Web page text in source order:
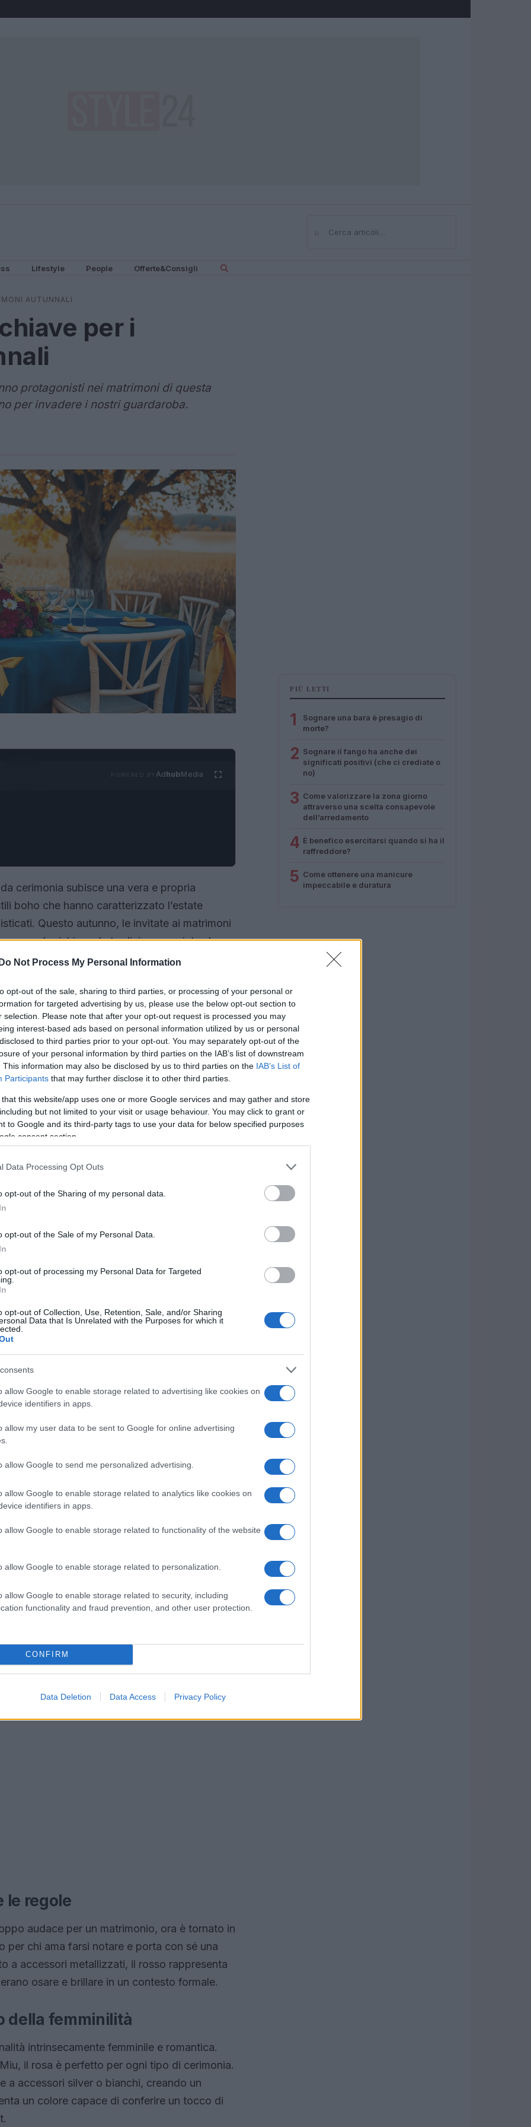
Do Not Process My Personal Information
opt-out of the sale, sharing to third parties, or processing of your personal or
for targeted advertising by us, please use the below opt-out section to
selection. Please note that after your opt-out request is processed you may
interest-based ads based on personal information utilized by us or personal
to third parties prior to your opt-out. You may separately opt-out of the
of your personal information by third parties on the IAB’s list of downstream
This information may also be disclosed by us to third parties on the IAB’s List of
Participants that may further disclose it to other third parties.
that this website/app uses one or more Google services and may gather and store
but not limited to your visit or usage behaviour. You may click to grant or
to Google and its third-party tags to use your data for below specified purposes
consent section.
Data Processing Opt Outs
opt-out of the Sharing of my personal data.
opt-out of the Sale of my Personal Data.
opt-out of processing my Personal Data for Targeted
opt-out of Collection, Use, Retention, Sale, and/or Sharing
Data that Is Unrelated with the Purposes for which it
allow Google to enable storage related to advertising like cookies on
identifiers in apps.
allow my user data to be sent to Google for online advertising
allow Google to send me personalized advertising.
allow Google to enable storage related to analytics like cookies on
identifiers in apps.
allow Google to enable storage related to functionality of the website
allow Google to enable storage related to personalization.
allow Google to enable storage related to security, including
functionality and fraud prevention, and other user protection.
CONFIRM
Data Deletion Data Access Privacy Policy
⌕Cerca
Lifestyle People Offerte&Consigli
AUTUNNALI
per i
protagonisti nei matrimoni di questa
per invadere i nostri guardaroba.
AdhubMedia
cerimonia subisce una vera e propria
boho che hanno caratterizzato l’estate
Questo autunno, le invitate ai matrimoni
non solo richiama la tradizione, ma introduce
vengono presentati icinque colori
armadio.
indiscusso della stagione. Questo blu
couture di grandi nomi come Valentino
pregiati come duchesse, satin e crepe.
midi e long dress, adattandosi a diverse
su tono rappresentano l’abbinamento ideale
per un matrimonio elegante e raffinato.
e mistero
di molte è il
collezioni di Elie Saab e Alberta Ferretti,
dettagli trasparenti e gioielli, rendendolo
accessori in oro o rosa, è possibile
autunnale.
e tra questi, il
di Armani e Max Mara, il mocha è
un’aria sofisticata e calda. Questo colore
chic al classico nero. Proponendo
tono, si può ottenere un look minimalista e
le regole
audace per un matrimonio, ora è tornato in
per chi ama farsi notare e porta con sé una
a accessori metallizzati, il rosso rappresenta
osare e brillare in un contesto formale.
della femminilità
intrinsecamente femminile e romantica.
il rosa è perfetto per ogni tipo di cerimonia.
a accessori silver o bianchi, creando un
un colore capace di conferire un tocco di
PIÙ LETTI
1
Sognare una bara è presagio di
morte?
2 Sognare il fango ha anche dei
significati positivi (che ci crediate o
no)
3 Come valorizzare la zona giorno
attraverso una scelta consapevole
dell’arredamento
4 È benefico esercitarsi quando si ha il
raffreddore?
5 Come ottenere una manicure
impeccabile e duratura